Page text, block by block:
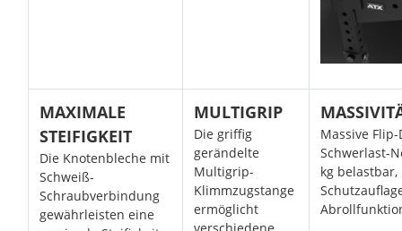
MAXIMALE
STEIFIGKEIT
Die Knotenbleche mit
Schweiß-
Schraubverbindung
gewährleisten eine
MULTIGRIP
Die griffig
gerändelte
Multigrip-
Klimmzugstange
ermöglicht
Massive
Schwerlast-
kg